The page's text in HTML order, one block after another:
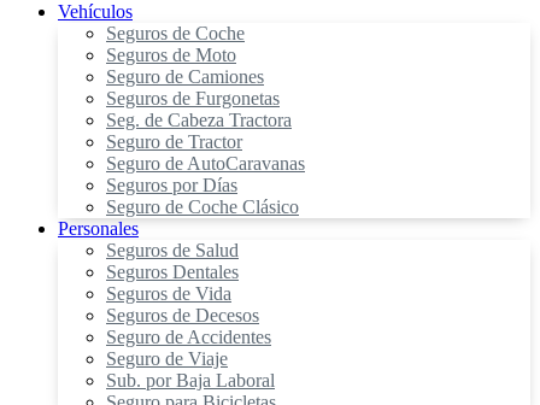
Vehículos
Seguros de Coche
Seguros de Moto
Seguro de Camiones
Seguros de Furgonetas
Seg. de Cabeza Tractora
Seguro de Tractor
Seguro de AutoCaravanas
Seguros por Días
Seguro de Coche Clásico
Personales
Seguros de Salud
Seguros Dentales
Seguros de Vida
Seguros de Decesos
Seguro de Accidentes
Seguro de Viaje
Sub. por Baja Laboral